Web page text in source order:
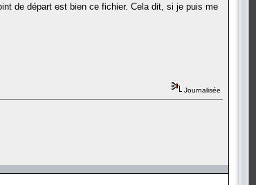
de départ est bien ce fichier. Cela dit, si je puis me
Journalisée